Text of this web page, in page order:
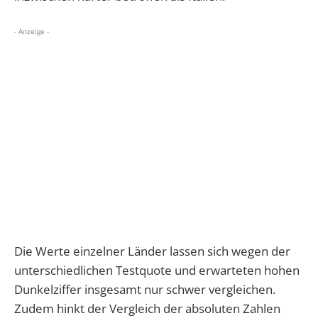
- Anzeige -
Die Werte einzelner Länder lassen sich wegen der
unterschiedlichen Testquote und erwarteten hohen
Dunkelziffer insgesamt nur schwer vergleichen.
Zudem hinkt der Vergleich der absoluten Zahlen